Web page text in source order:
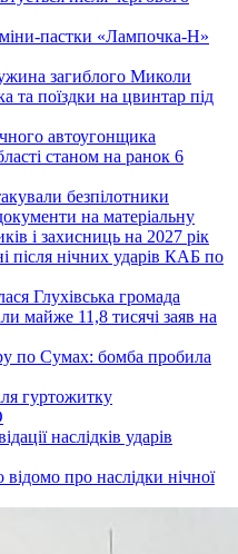
міни-пастки «Лампочка-Н»
загиблого Миколи
та поїздки на цвинтар під
автоугонщика
станом на ранок 6
безпілотники
на матеріальну
і захисниць на 2027 рік
після нічних ударів КАБ по
Глухівська громада
майже 11,8 тисячі заяв на
по Сумах: бомба пробила
гуртожитку
наслідків ударів
про наслідки нічної